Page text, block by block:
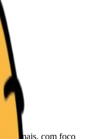
animais, com foco